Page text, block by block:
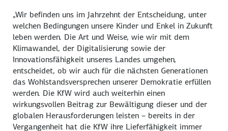
„Wir befinden uns im Jahrzehnt der Entscheidung, unter
welchen Bedingungen unsere Kinder und Enkel in Zukunft
leben werden. Die Art und Weise, wie wir mit dem
Klimawandel, der Digitalisierung sowie der
Innovationsfähigkeit unseres Landes umgehen,
entscheidet, ob wir auch für die nächsten Generationen
das Wohlstandsversprechen unserer Demokratie erfüllen
werden. Die KfW wird auch weiterhin einen
wirkungsvollen Beitrag zur Bewältigung dieser und der
globalen Herausforderungen leisten – bereits in der
Vergangenheit hat die KfW ihre Lieferfähigkeit immer